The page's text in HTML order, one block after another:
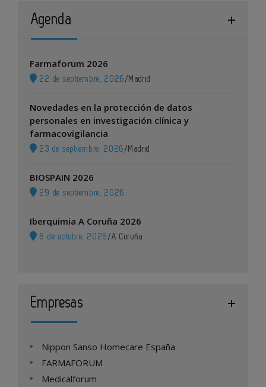
Agenda
Farmaforum 2026
22 de septiembre, 2026 / Madrid
Novedades en la protección de datos
personales en investigación clínica y
farmacovigilancia
23 de septiembre, 2026 / Madrid
BIOSPAIN 2026
29 de septiembre, 2026
Iberquimia A Coruña 2026
6 de octubre, 2026 /A Coruña
Empresas
Nippon Sanso Homecare España
FARMAFORUM
Medicalforum